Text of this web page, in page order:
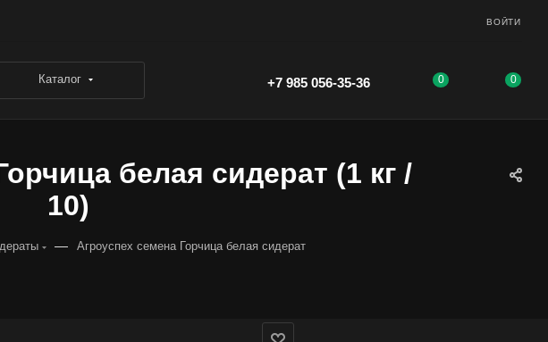
ВОЙТИ
Каталог +7 985 056-35-36 0 0
белая сидерат (1 кг /
10)
— Агроуспех семена Горчица белая сидерат